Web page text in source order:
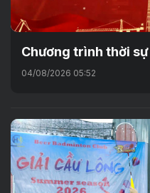
Chương trình thời
04/08/2026 05:52